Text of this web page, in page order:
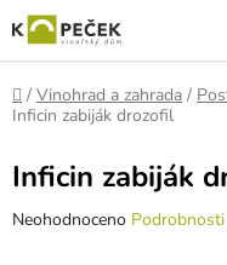
na
obsah
Domů
/ Vinohrad a zahrada /
Inficin zabiják drozofil
Inficin zabiják
Průměrné
Neohodnoceno